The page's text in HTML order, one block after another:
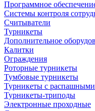
Программное
Системы контроля
Считыватели
Турникеты
Дополнительное
Калитки
Ограждения
Роторные турникеты
Тумбовые турникеты
Турникеты с распашными
Турникеты-триподы
Электронные проходные